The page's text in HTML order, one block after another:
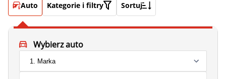
Auto Kategorie i filtry Sortuj
Wybierz auto